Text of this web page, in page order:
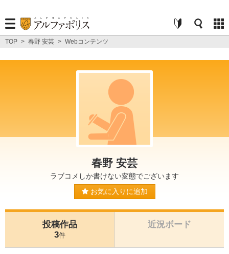
TOP > 春野 安芸 > Webコンテンツ
春野 安芸
ラブコメしか書けない変態でございます
お気に入りに追加
投稿作品
3件
近況ボード